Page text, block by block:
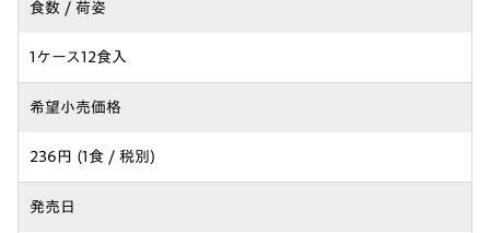
食数 / 荷姿
1ケース12食入
希望小売価格
236円 (1食 / 税別)
発売日